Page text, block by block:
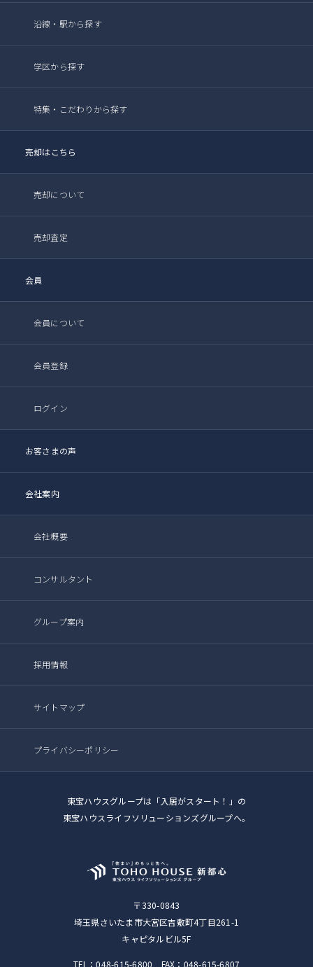
沿線・駅から探す
学区から探す
特集・こだわりから探す
売却はこちら
売却について
売却査定
会員
会員について
会員登録
ログイン
お客さまの声
会社案内
会社概要
コンサルタント
グループ案内
採用情報
サイトマップ
プライバシーポリシー
東宝ハウスグループは「入居がスタート！」の
東宝ハウスライフソリューションズグループへ。
〒330-0843
埼玉県さいたま市大宮区吉敷町4丁目261-1
キャピタルビル5F
TEL：048-615-6800 FAX：048-615-6807